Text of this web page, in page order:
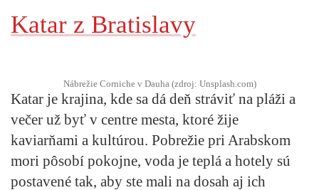
Katar z Bratislavy
Nábrežie Corniche v Dauha (zdroj: Unsplash.com)
Katar je krajina, kde sa dá deň stráviť na pláži a
večer už byť v centre mesta, ktoré žije
kaviarňami a kultúrou. Pobrežie pri Arabskom
mori pôsobí pokojne, voda je teplá a hotely sú
postavené tak, aby ste mali na dosah aj ich